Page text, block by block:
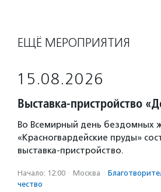
ЕЩЁ МЕРОПРИЯТИЯ
15.08.2026
Выставка-пристройство
Во Всемирный день бездомных
«Красногвардейские пруды»
выставка-пристройство.
Начало: 12:00 · Москва ·
чест­во